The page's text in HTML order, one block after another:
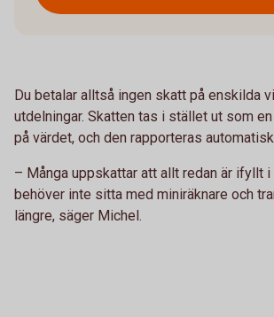
Du betalar alltså ingen skatt på enskilda
utdelningar. Skatten tas i stället ut som
på värdet, och den rapporteras
– Många uppskattar att allt redan är ifyllt i
behöver inte sitta med miniräknare och
längre, säger Michel.